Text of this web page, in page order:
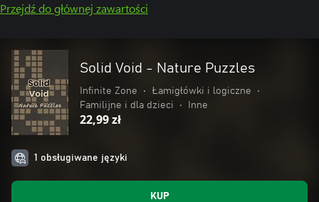
Przejdź do głównej zawartości
Solid Void - Nature Puzzles
Infinite Zone • Łamigłówki i logiczne
•
Familijne i dla dzieci
• Inne
22,99 zł
1 obsługiwane języki
KUP